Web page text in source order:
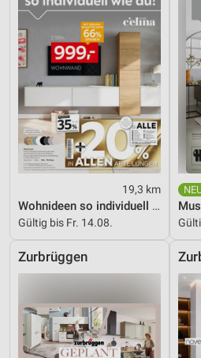
19,3 km
Wohnideen so individuell wie du!
Gültig bis Fr. 14.08.
Zurbrüggen